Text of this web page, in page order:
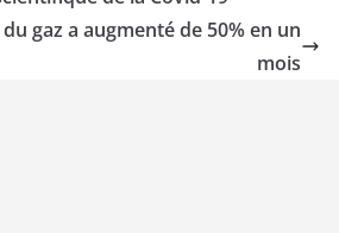
gaz a augmenté de 50% en un
mois